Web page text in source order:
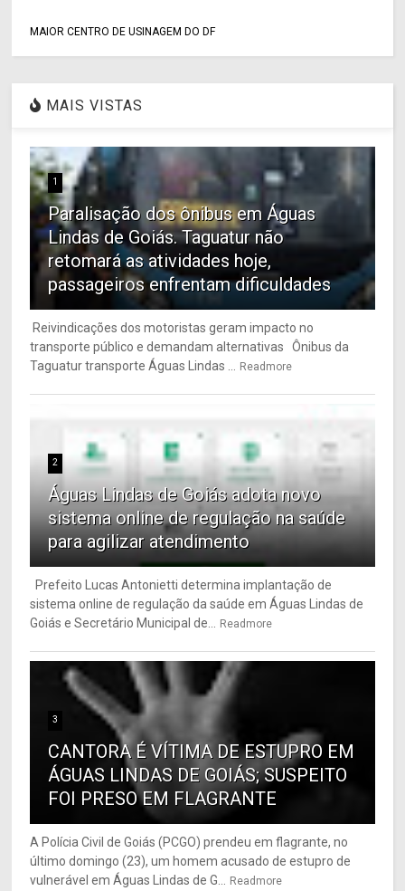
MAIOR CENTRO DE USINAGEM DO DF
MAIS VISTAS
1
Paralisação dos ônibus em Águas
Lindas de Goiás. Taguatur não
retomará as atividades hoje,
passageiros enfrentam dificuldades
Reivindicações dos motoristas geram impacto no
transporte público e demandam alternativas Ônibus da
Taguatur transporte Águas Lindas ... Readmore
2
Águas Lindas de Goiás adota novo
sistema online de regulação na saúde
para agilizar atendimento
Prefeito Lucas Antonietti determina implantação de
sistema online de regulação da saúde em Águas Lindas de
Goiás e Secretário Municipal de... Readmore
3
CANTORA É VÍTIMA DE ESTUPRO EM
ÁGUAS LINDAS DE GOIÁS; SUSPEITO
FOI PRESO EM FLAGRANTE
A Polícia Civil de Goiás (PCGO) prendeu em flagrante, no
último domingo (23), um homem acusado de estupro de
vulnerável em Águas Lindas de G... Readmore